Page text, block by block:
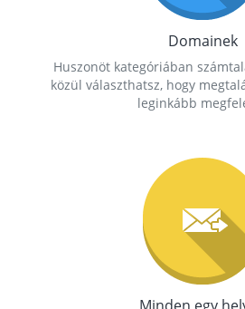
Domainek
Huszonöt kategóriában
közül választhatsz, hogy
leginkább